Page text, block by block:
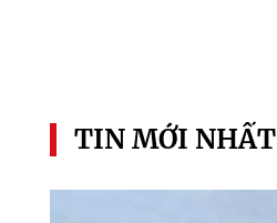
TIN MỚI NHẤT